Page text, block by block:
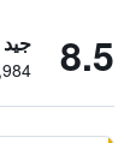
8.5 1,984 من التقييمات تم